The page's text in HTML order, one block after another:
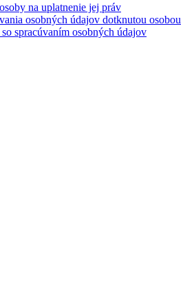
na uplatnenie jej práv
osobných údajov dotknutou osobou
spracúvaním osobných údajov